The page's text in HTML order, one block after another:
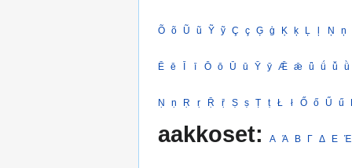
Õ õ Ũ ũ Ỹ ỹ Ç ç Ģ ģ Ķ ķ Ļ ļ Ņ ņ
Ē ē Ī ī Ō ō Ū ū Ȳ ȳ Ǣ ǣ ǖ ǘ ǚ ǜ
Ṇ ṇ Ṛ ṛ Ṝ ṝ Ṣ ṣ Ṭ ṭ Ł ł Ő ő Ű ű
aakkoset: Α Ά Β Γ Δ Ε Έ